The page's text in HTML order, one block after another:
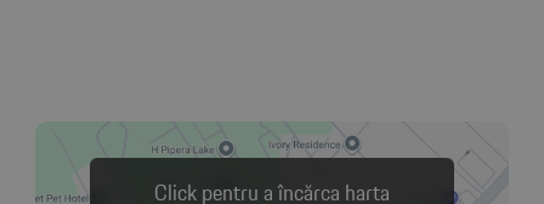
Click pentru a încărca harta